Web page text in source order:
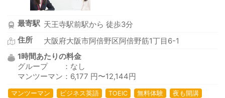
最寄駅 天王寺駅前駅から 徒歩3分
住所
大阪府大阪市阿倍野区阿倍野筋1丁目6-1
1時間あたりの料金
グループ ：なし
マンツーマン：6,177 円〜12,144円
マンツーマン ビジネス英語 TOEIC 無料体験
夜も開講